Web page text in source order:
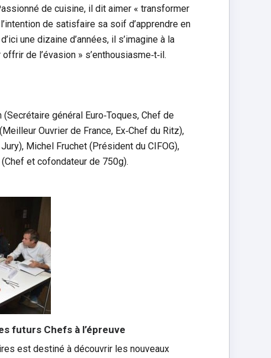
de cuisine, il dit aimer « transformer
de satisfaire sa soif d’apprendre en
une dizaine d’années, il s’imagine à la
de l’évasion » s’enthousiasme‐t‐il.
général Euro‐Toques, Chef de
Ouvrier de France, Ex‐Chef du Ritz),
Michel Fruchet (Président du CIFOG),
et cofondateur de 750g).
futurs Chefs à l’épreuve
est destiné à découvrir les nouveaux